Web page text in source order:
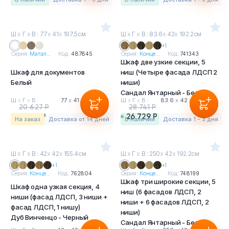
Ш х Г х В : 77х 41х 197.5см
Серия: Матал... Код: 487845
Шкаф для документов
Белый
Ш х Г х В : 77 х41х 197.5 см
19 183 Р
20 627 Р
На заказ Доставка от 14 дней
Ш х Г х В : 83.6х 42х 192.2см
+1
Серия: Конце... Код: 741343
Шкаф две узкие секции, 5
ниш (Четыре фасада ЛДСП 2
ниши)
Сандал Янтарный - Белый
Ш х Г х В : 83.6 х 42 х 192.2 см
26 729 Р
28 741 Р
в наличии Доставка 1 - 3 дня
Ш х Г х В : 42х 42х 155.4см
+1
Серия: Конце... Код: 762804
Шкаф одна узкая секция, 4
ниши (фасад ЛДСП, 3 ниши +
фасад ЛДСП, 1 нишу)
Дуб Винченцо - Черный
Ш х Г х В : 250х 42х 192.2см
+1
Серия: Конце... Код: 748199
Шкаф три широкие секции, 5
ниш (6 фасадов ЛДСП, 2
ниши + 6 фасадов ЛДСП, 2
ниши)
Сандал Янтарный - Белый